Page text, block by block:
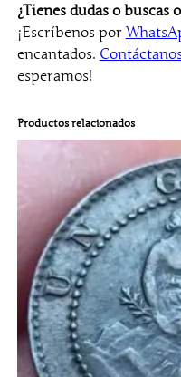
t
í
s
t
c
i
g
n
t
¿Tienes dudas o buscas
¡Escríbenos por
encantados.
esperamos!
Productos relacionados